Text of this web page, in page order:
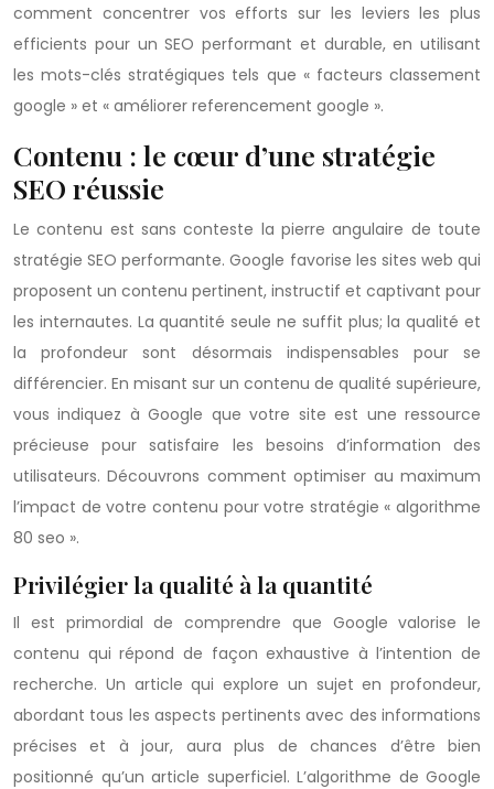
comment concentrer vos efforts sur les leviers les plus
efficients pour un SEO performant et durable, en utilisant
les mots-clés stratégiques tels que « facteurs classement
google » et « améliorer referencement google ».
Contenu : le cœur d’une stratégie
SEO réussie
Le contenu est sans conteste la pierre angulaire de toute
stratégie SEO performante. Google favorise les sites web qui
proposent un contenu pertinent, instructif et captivant pour
les internautes. La quantité seule ne suffit plus; la qualité et
la profondeur sont désormais indispensables pour se
différencier. En misant sur un contenu de qualité supérieure,
vous indiquez à Google que votre site est une ressource
précieuse pour satisfaire les besoins d’information des
utilisateurs. Découvrons comment optimiser au maximum
l’impact de votre contenu pour votre stratégie « algorithme
80 seo ».
Privilégier la qualité à la quantité
Il est primordial de comprendre que Google valorise le
contenu qui répond de façon exhaustive à l’intention de
recherche. Un article qui explore un sujet en profondeur,
abordant tous les aspects pertinents avec des informations
précises et à jour, aura plus de chances d’être bien
positionné qu’un article superficiel. L’algorithme de Google